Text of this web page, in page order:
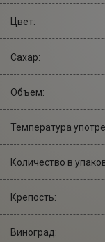
Цвет:
Сахар:
Объем:
Температура
Количество в
Крепость:
Виноград: